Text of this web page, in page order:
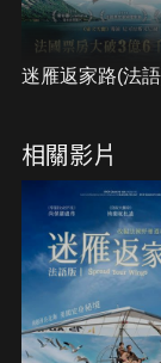
迷雁返家路(法
相關影片